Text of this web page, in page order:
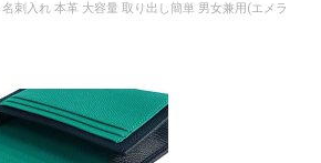
刺入れ 本革 大容量 取り出し簡単 男女兼用(エメラ